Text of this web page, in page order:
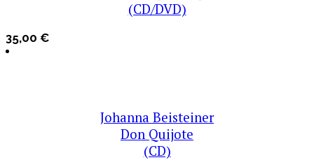
(CD/DVD)
35,00 €
Johanna Beisteiner
Don Quijote
(CD)